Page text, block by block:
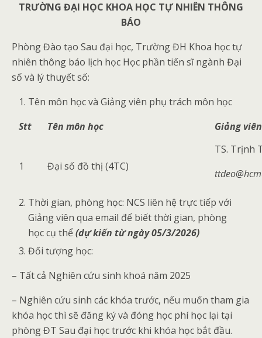
TRƯỜNG ĐẠI HỌC KHOA HỌC TỰ NHIÊN THÔNG
BÁO
Phòng Đào tạo Sau đại học, Trường ĐH Khoa học tự
nhiên thông báo lịch học Học phần tiến sĩ ngành Đại
số và lý thuyết số:
Tên môn học và Giảng viên phụ trách môn học
Stt
Tên môn học Giảng viên
1 Đại số đồ thị (4TC)
TS. Trịnh
Thời gian, phòng học: NCS liên hệ trực tiếp với
Giảng viên qua email để biết thời gian, phòng
học cụ thể(dự kiến từ ngày 05/3/2026)
Đối tượng học:
– Tất cả Nghiên cứu sinh khoá năm 2025
– Nghiên cứu sinh các khóa trước, nếu muốn tham gia
khóa học thì sẽ đăng ký và đóng học phí học lại tại
phòng ĐT Sau đại học trước khi khóa học bắt đầu.